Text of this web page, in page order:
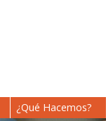
¿Qué Hacemos?